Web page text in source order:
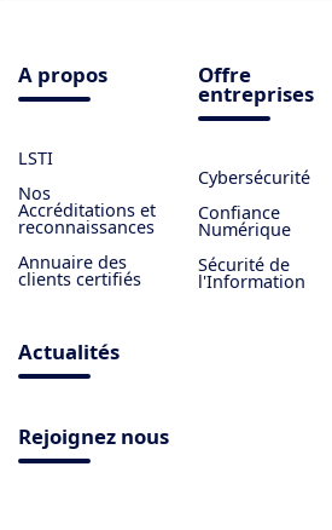
A propos
LSTI
Nos
Accréditations et
reconnaissances
Annuaire des
clients certifiés
Offre
entreprises
Cybersécurité
Confiance
Numérique
Sécurité de
l'Information
Actualités
Rejoignez nous